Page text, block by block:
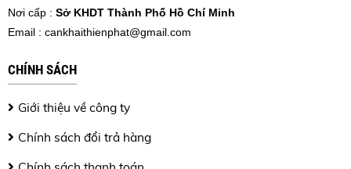
Nơi cấp : Sở KHDT Thành Phố Hồ Chí Minh
Email : cankhaithienphat@gmail.com
CHÍNH SÁCH
Giới thiệu về công ty
Chính sách đổi trả hàng